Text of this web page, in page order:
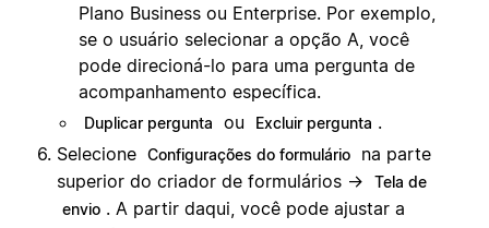
Plano Business ou Enterprise. Por exemplo,
se o usuário selecionar a opção A, você
pode direcioná-lo para uma pergunta de
acompanhamento específica.
Duplicar pergunta ou Excluir pergunta .
Selecione Configurações do formulário
na parte
superior do criador de formulários →
Tela de
envio . A partir daqui, você pode ajustar a